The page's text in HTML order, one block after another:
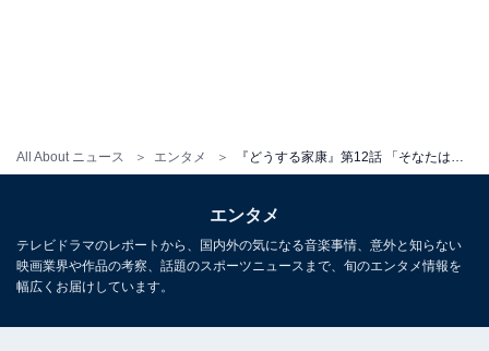
All About ニュース エンタメ
京では義昭の家臣・明智光秀（酒向芳）や市（北川景
物語の展開に期待です。エンタメ
テレビドラマのレポートから、国内外の気になる音楽事情、意外と知らない
映画業界や作品の考察、話題のスポーツニュースまで、旬のエンタメ情報を
幅広くお届けしています。